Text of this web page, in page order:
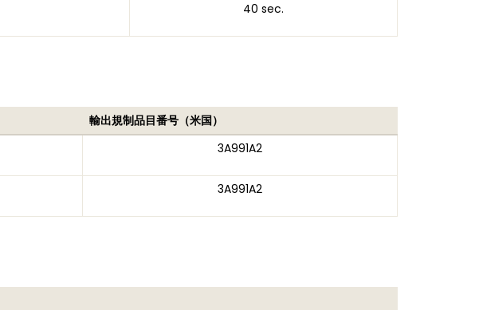
40 sec.
輸出規制品目番号（米国）
3A991A2
3A991A2